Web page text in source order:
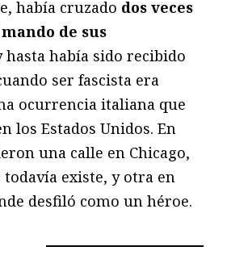
había cruzado dos veces
de sus
hasta había sido recibido
ser fascista era
ocurrencia italiana que
los Estados Unidos. En
una calle en Chicago,
existe, y otra en
desfiló como un héroe.